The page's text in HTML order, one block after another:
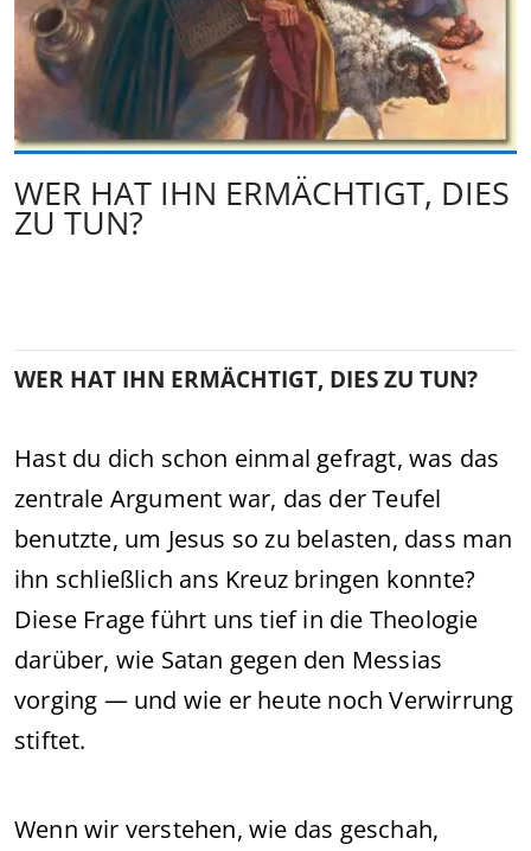
WER HAT IHN ERMÄCHTIGT, DIES
ZU TUN?
WER HAT IHN ERMÄCHTIGT, DIES ZU TUN?
Hast du dich schon einmal gefragt, was das
zentrale Argument war, das der Teufel
benutzte, um Jesus so zu belasten, dass man
ihn schließlich ans Kreuz bringen konnte?
Diese Frage führt uns tief in die Theologie
darüber, wie Satan gegen den Messias
vorging — und wie er heute noch Verwirrung
stiftet.
Wenn wir verstehen, wie das geschah,